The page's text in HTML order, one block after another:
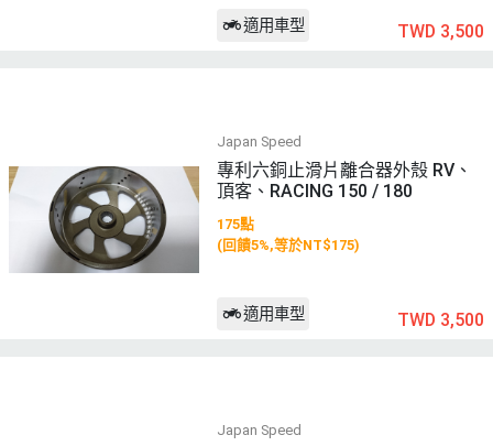
適用車型 TWD 3,500
Japan Speed
專利六銅止滑片離合器外殼 RV、
頂客、RACING 150 / 180
175點
(回饋5%,等於NT$175)
適用車型 TWD 3,500
Japan Speed